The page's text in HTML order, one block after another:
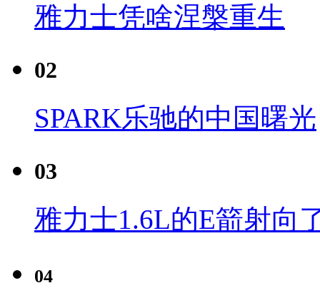
雅力士凭啥涅槃重生
02
SPARK乐驰的中国曙光
03
雅力士1.6L的E箭射向
04